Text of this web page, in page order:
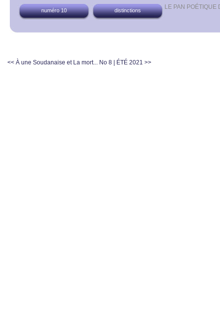
LE PAN
numéro 10 distinctions
<< À une Soudanaise et La mort... No 8 | ÉTÉ 2021 >>